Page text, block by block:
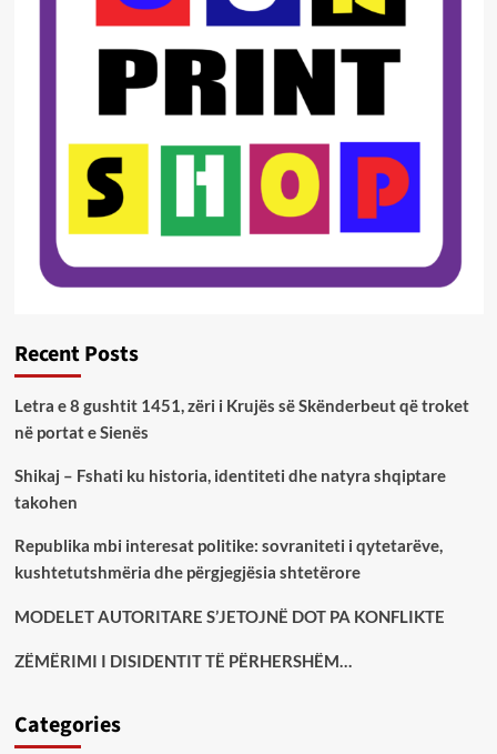
Recent Posts
Letra e 8 gushtit 1451, zëri i Krujës së Skënderbeut që troket
në portat e Sienës
Shikaj – Fshati ku historia, identiteti dhe natyra shqiptare
takohen
Republika mbi interesat politike: sovraniteti i qytetarëve,
kushtetutshmëria dhe përgjegjësia shtetërore
MODELET AUTORITARE S’JETOJNË DOT PA KONFLIKTE
ZËMËRIMI I DISIDENTIT TË PËRHERSHËM…
Categories